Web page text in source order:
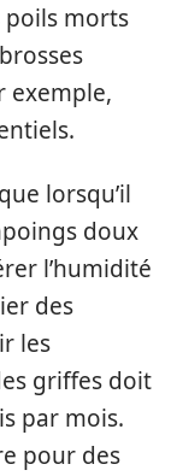
morts
exemple,
lorsqu’il
doux
l’humidité
des
les
griffes doit
par mois.
pour des